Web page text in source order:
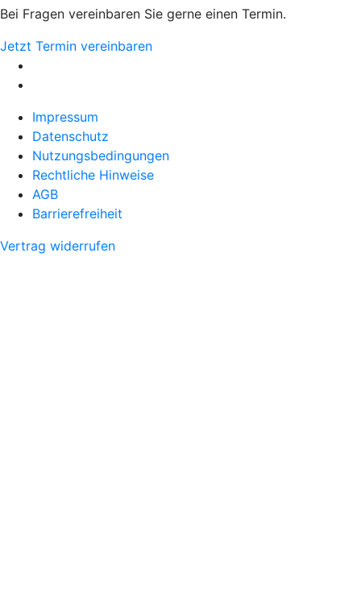
Bei Fragen vereinbaren Sie gerne einen Termin.
Jetzt Termin vereinbaren
Impressum
Datenschutz
Nutzungsbedingungen
Rechtliche Hinweise
AGB
Barrierefreiheit
Vertrag widerrufen